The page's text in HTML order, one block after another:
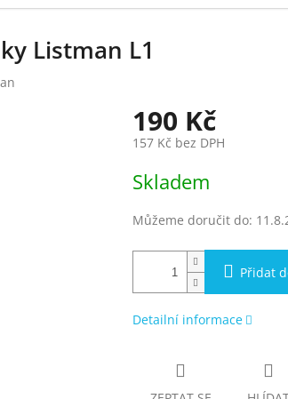
Listman L1
190 Kč
157 Kč bez DPH
cena:
Skladem
Můžeme doručit do:
Přidat
Detailní informace